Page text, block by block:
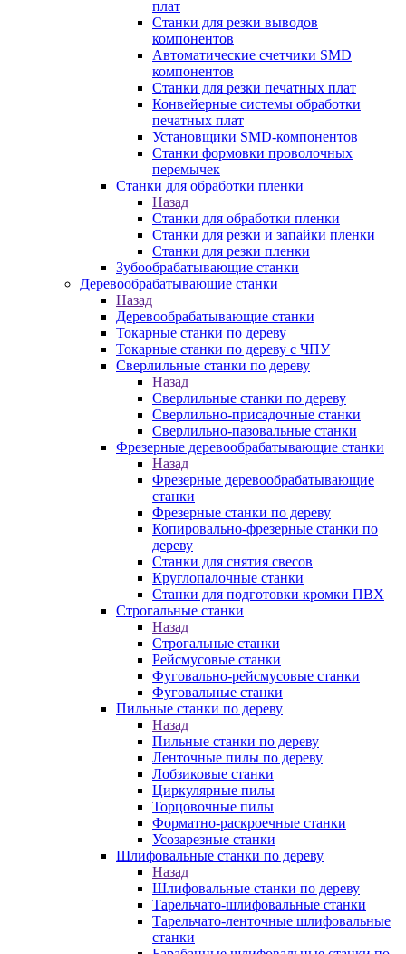
плат
Станки для резки выводов
компонентов
Автоматические счетчики SMD
компонентов
Станки для резки печатных плат
Конвейерные системы обработки
печатных плат
Установщики SMD-компонентов
Станки формовки проволочных
перемычек
Станки для обработки пленки
Назад
Станки для обработки пленки
Станки для резки и запайки пленки
Станки для резки пленки
Зубообрабатывающие станки
Деревообрабатывающие станки
Назад
Деревообрабатывающие станки
Токарные станки по дереву
Токарные станки по дереву с ЧПУ
Сверлильные станки по дереву
Назад
Сверлильные станки по дереву
Сверлильно-присадочные станки
Сверлильно-пазовальные станки
Фрезерные деревообрабатывающие станки
Назад
Фрезерные деревообрабатывающие
станки
Фрезерные станки по дереву
Копировально-фрезерные станки по
дереву
Станки для снятия свесов
Круглопалочные станки
Станки для подготовки кромки ПВХ
Строгальные станки
Назад
Строгальные станки
Рейсмусовые станки
Фуговально-рейсмусовые станки
Фуговальные станки
Пильные станки по дереву
Назад
Пильные станки по дереву
Ленточные пилы по дереву
Лобзиковые станки
Циркулярные пилы
Торцовочные пилы
Форматно-раскроечные станки
Усозарезные станки
Шлифовальные станки по дереву
Назад
Шлифовальные станки по дереву
Тарельчато-шлифовальные станки
Тарельчато-ленточные шлифовальные
станки